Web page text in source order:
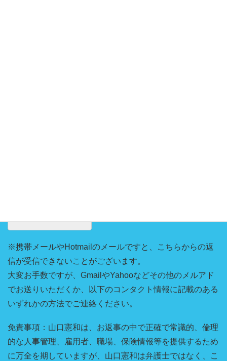
※携帯メールやHotmailのメールですと、こちらからの返
信が受信できないことがございます。
大変お手数ですが、GmailやYahooなどその他のメルアド
でお送りいただくか、以下のコンタクト情報に記載のある
いずれかの方法でご連絡ください。
免責事項：山口憲和は、お返事の中で正確で常識的、倫理
的な人事管理、雇用者、職場、保険情報等を提供するため
に万全を期していますが、山口憲和は弁護士ではなく、こ